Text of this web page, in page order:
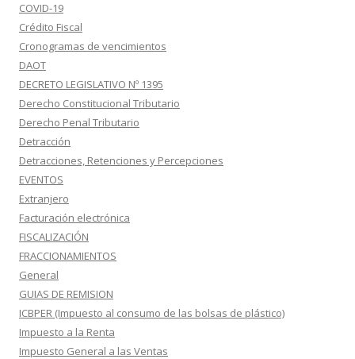
COVID-19
Crédito Fiscal
Cronogramas de vencimientos
DAOT
DECRETO LEGISLATIVO Nº 1395
Derecho Constitucional Tributario
Derecho Penal Tributario
Detracción
Detracciones, Retenciones y Percepciones
EVENTOS
Extranjero
Facturación electrónica
FISCALIZACIÓN
FRACCIONAMIENTOS
General
GUIAS DE REMISION
ICBPER (Impuesto al consumo de las bolsas de plástico)
Impuesto a la Renta
Impuesto General a las Ventas